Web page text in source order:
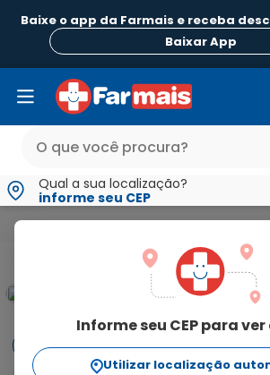
Baixe o app da Farmais e receba
Baixar App
Qual a sua localização?
informe seu CEP
Informe seu CEP para
Utilizar localização
Informações